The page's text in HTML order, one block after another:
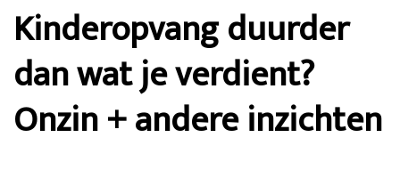
Kinderopvang duurder
dan wat je verdient?
Onzin + andere inzichten